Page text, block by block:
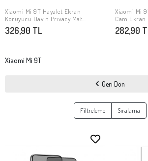
SEPETE EKLE
Xiaomi Mi 9T Hayalet Ekran
Koruyucu Davin Privacy Mat
Seramik Ekran Film
326,90 TL
Xiaomi Mi
Cam Ekran
282,90
Xiaomi Mi 9T
Geri Dön
Filtreleme Sıralama